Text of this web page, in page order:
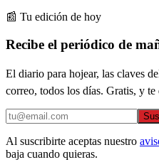
📰 Tu edición de hoy
Recibe el periódico de
El diario para hojear, las claves
correo, todos los días. Gratis, y
Al suscribirte aceptas nuestro
baja cuando quieras.